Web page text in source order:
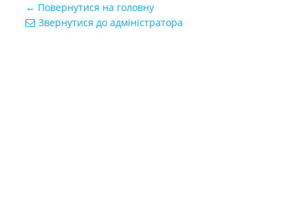
← Повернутися на головну
Звернутися до адміністратора